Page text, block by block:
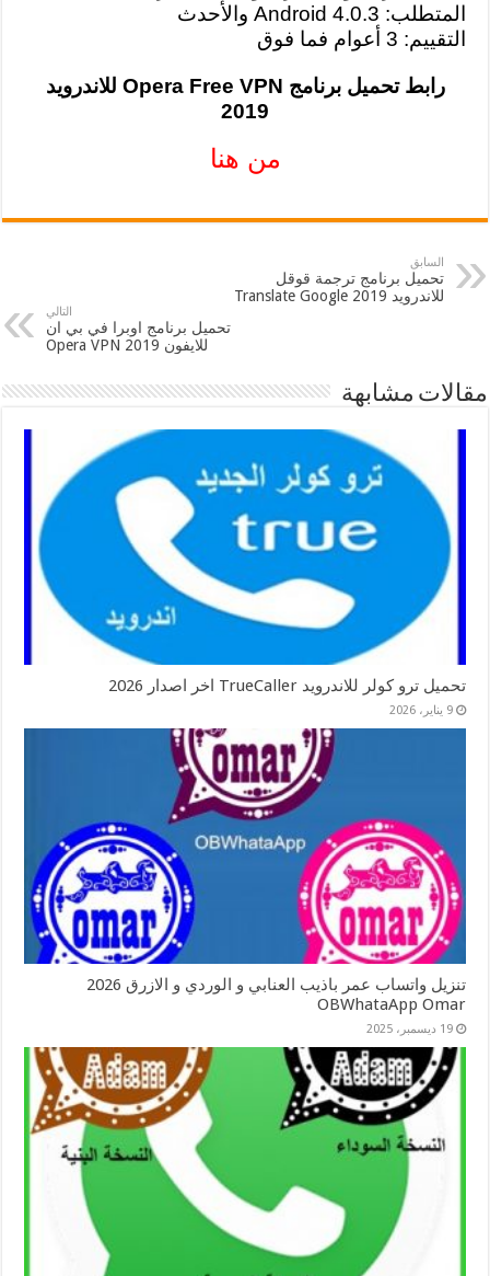
المتطلب: Android 4.0.3 والأحدث
التقييم: 3 أعوام فما فوق
رابط تحميل برنامج Opera Free VPN للاندرويد
2019
من هنا
السابق
تحميل برنامج ترجمة قوقل
للاندرويد 2019 Translate Google
التالي
تحميل برنامج اوبرا في بي ان
للايفون 2019 Opera VPN
مقالات مشابهة
تحميل ترو كولر للاندرويد TrueCaller اخر اصدار 2026
9 يناير، 2026
تنزيل واتساب عمر باذيب العنابي و الوردي و الازرق 2026
OBWhataApp Omar
19 ديسمبر، 2025